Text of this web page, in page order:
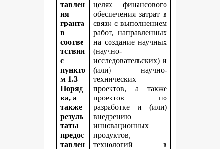
тавлен
ия
гранта
в
соотве
тствии
с
пункто
м 1.3
Поряд
ка, а
также
резуль
таты
предос
тавлен
целях финансового
обеспечения затрат в
связи с выполнением
работ, направленных
на создание научных
(научно-
исследовательских) и
(или) научно-
технических
проектов, а также
проектов по
разработке и (или)
внедрению
инновационных
продуктов,
технологий в